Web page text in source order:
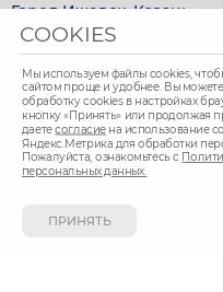
Город Ижевск, Казань
Доставка ежедневно с
СПОСОБ ОПЛАТЫ
Вы можете оплатить покупки
COOKIES
Мы используем файлы cookies,
сайтом проще и удобнее. Вы можете
обработку сookies в настройках
кнопку «Принять» или продолжая
даетесогласиена использование
Яндекс.Метрика для обработки
Пожалуйста, ознакомьтесь с
персональных данных.
ПРИНЯТЬ